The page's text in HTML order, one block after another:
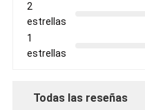
2
estrellas
1
estrellas
Todas las reseñas